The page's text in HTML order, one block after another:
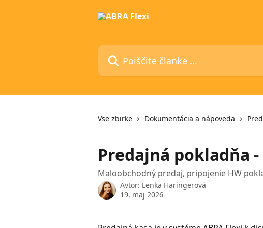
Poiščite članke ...
Vse zbirke Dokumentácia a nápoveda
Predajná pokladňa -
Maloobchodný predaj, pripojenie HW
Avtor: Lenka Haringerová
19. maj 2026